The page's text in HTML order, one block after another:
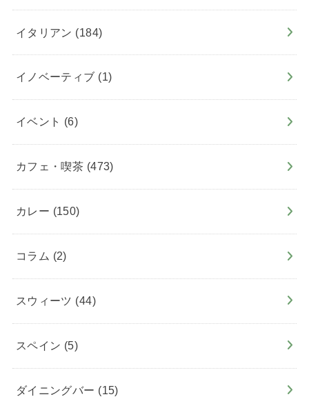
イタリアン (184)
イノベーティブ (1)
イベント (6)
カフェ・喫茶 (473)
カレー (150)
コラム (2)
スウィーツ (44)
スペイン (5)
ダイニングバー (15)